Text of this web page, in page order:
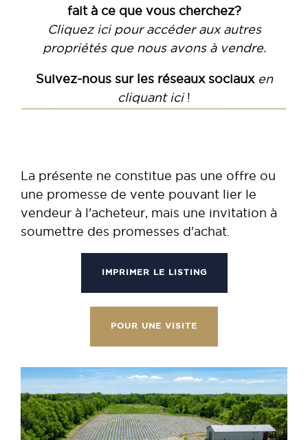
fait à ce que vous cherchez?
Cliquez ici pour accéder aux autres
propriétés que nous avons à vendre.
Suivez-nous sur les réseaux sociaux en
cliquant ici!
La présente ne constitue pas une offre ou
une promesse de vente pouvant lier le
vendeur à l'acheteur, mais une invitation à
soumettre des promesses d'achat.
IMPRIMER LE LISTING
POUR UNE VISITE